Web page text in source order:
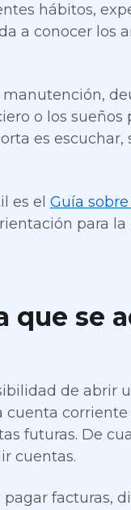
hábitos,
a conocer los
o los sueños
es escuchar,
es el Guía
para
que se
de abrir
futuras. De
cuentas.
facturas,